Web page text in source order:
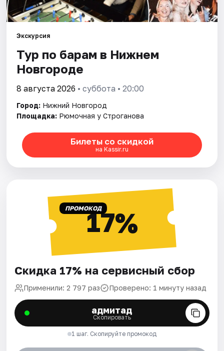
События
Города
Площадки
Рейтинги
Экскурсия
Тур по барам в Нижнем
Новгороде
8 августа 2026 • суббота • 20:00
Город: Нижний Новгород
Площадка: Рюмочная у Строганова
Билеты со скидкой
на Kassir.ru
ПРОМОКОД17%
Скидка 17% на сервисный сбор
Применили: 2 797 раз Проверено: 1 минуту назад
адмитад
Скопировать
1 шаг. Скопируйте промокод